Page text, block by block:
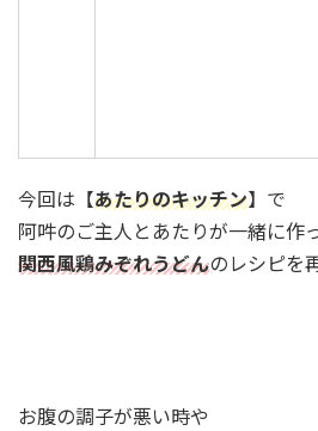
今回は【あたりのキッチン】で
阿吽のご主人とあたりが一緒に作
関西風鶏みぞれうどんのレシピを
お腹の調子が悪い時や